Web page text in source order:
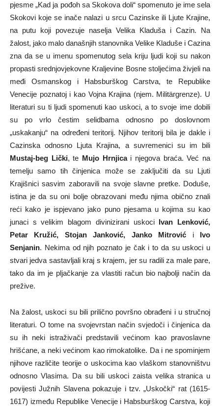
pjesme „Kad ja pođoh sa Skokova doli“ spomenuto je ime sela
Skokovi koje se inače nalazi u srcu Cazinske ili Ljute Krajine,
na putu koji povezuje naselja Velika Kladuša i Cazin. Na
žalost, jako malo današnjih stanovnika Velike Kladuše i Cazina
zna da se u imenu spomenutog sela kriju ljudi koji su nakon
propasti srednjovjekovne Kraljevine Bosne stoljećima živjeli na
međi Osmanskog i Habsburškog Carstva, te Republike
Venecije poznatoj i kao Vojna Krajina (njem. Militärgrenze). U
literaturi su ti ljudi spomenuti kao uskoci, a to svoje ime dobili
su po vrlo čestim selidbama odnosno po doslovnom
„uskakanju“ na određeni teritorij. Njihov teritorij bila je dakle i
Cazinska odnosno Ljuta Krajina, a suvremenici su im bili
Mustaj-beg Lički, te Mujo Hrnjicai njegova braća. Već na
temelju samo tih činjenica može se zaključiti da su Ljuti
Krajišnici sasvim zaboravili na svoje slavne pretke. Doduše,
istina je da su oni bolje obrazovani među njima obično znali
reći kako je ispjevano jako puno pjesama u kojima su kao
junaci s velikim blagom divinizirani uskoci Ivan Lenković,
Petar Kružić, Stojan Janković, Janko Mitrović i Ivo
Senjanin. Nekima od njih poznato je čak i to da su uskoci u
stvari jedva sastavljali kraj s krajem, jer su radili za male pare,
tako da im je pljačkanje za vlastiti račun bio najbolji način da
prežive.
Na žalost, uskoci su bili prilično površno obrađeni i u stručnoj
literaturi. O tome na svojevrstan način svjedoči i činjenica da
su ih neki istraživači predstavili većinom kao pravoslavne
hrišćane, a neki većinom kao rimokatolike. Da i ne spominjem
njihove različite teorije o uskocima kao vlaškom stanovništvu
odnosno Vlasima. Da su bili uskoci zaista velika stranica u
povijesti Južnih Slavena pokazuje i tzv. „Uskočki“ rat (1615-
1617) između Republike Venecije i Habsburškog Carstva, koji